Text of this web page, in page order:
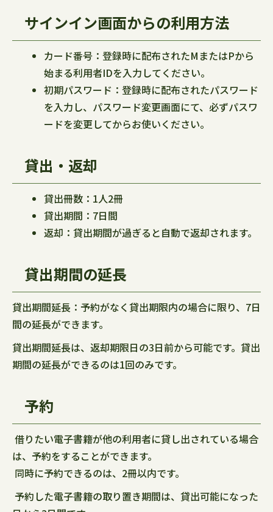
サインイン画面からの利用方法
カード番号：登録時に配布されたMまたはPから
始まる利用者IDを入力してください。
初期パスワード：登録時に配布されたパスワード
を入力し、パスワード変更画面にて、必ずパスワ
ードを変更してからお使いください。
貸出・返却
貸出冊数：1人2冊
貸出期間：7日間
返却：貸出期間が過ぎると自動で返却されます。
貸出期間の延長
貸出期間延長：予約がなく貸出期限内の場合に限り、7日
間の延長ができます。
貸出期間延長は、返却期限日の3日前から可能です。貸出
期間の延長ができるのは1回のみです。
予約
借りたい電子書籍が他の利用者に貸し出されている場合
は、予約をすることができます。
同時に予約できるのは、2冊以内です。
予約した電子書籍の取り置き期間は、貸出可能になった